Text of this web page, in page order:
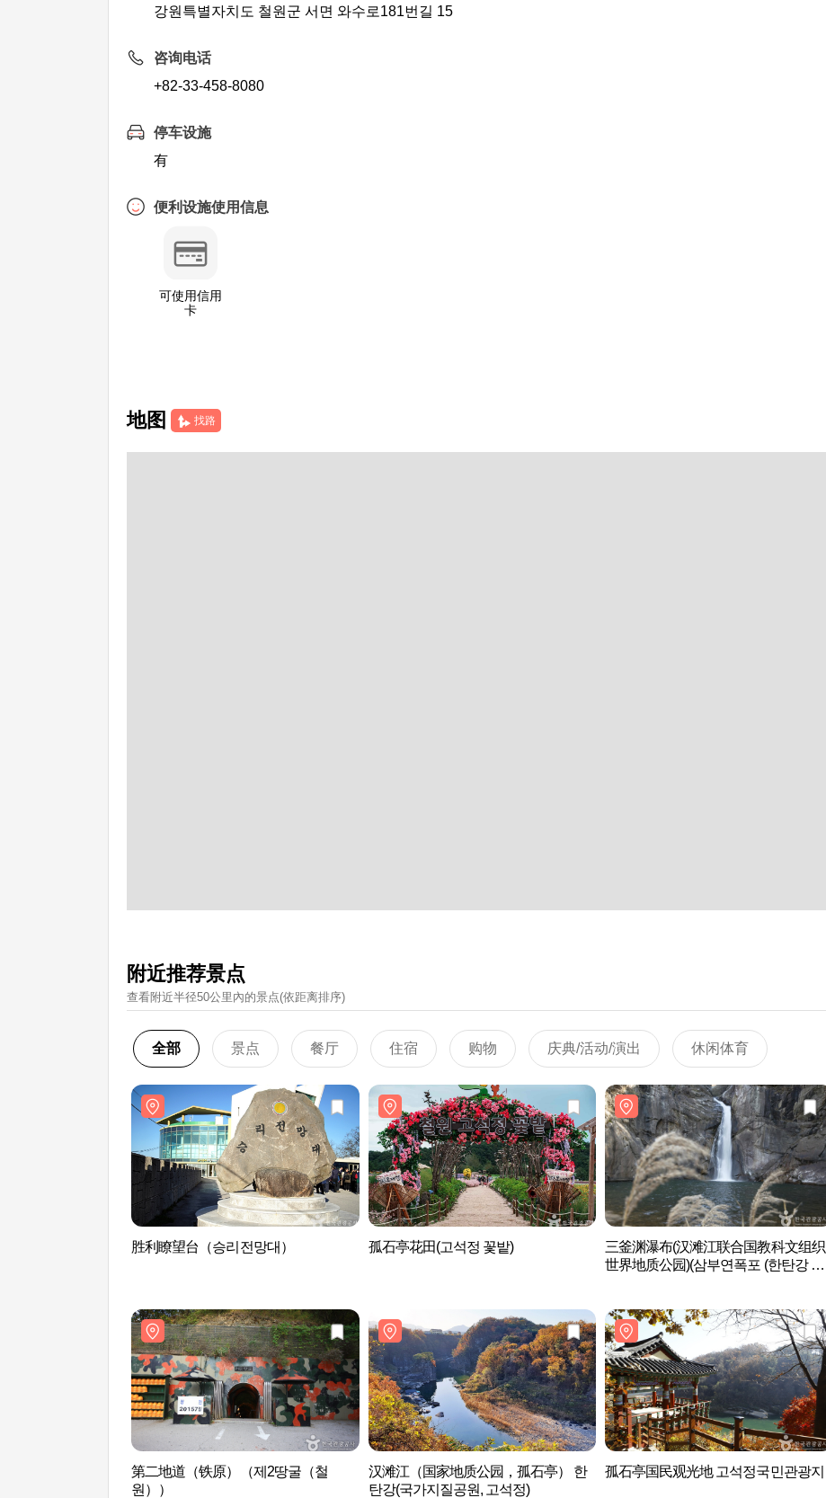
강원특별자치도 철원군 서면 와수로181번길 15
咨询电话
+82-33-458-8080
停车设施
有
便利设施使用信息
可使用信用
卡
地图 找路
附近推荐景点
查看附近半径50公里內的景点(依距离排序)
全部 景点 餐厅 住宿 购物 庆典/活动/演出 休闲体育
胜利瞭望台（승리전망대） 孤石亭花田(고석정 꽃밭)
三釜渊瀑布(汉滩江联合国教科文组织
世界地质公园)(삼부연폭포 (한탄강 유
第二地道（铁原）（제2땅굴（철
원））
汉滩江（国家地质公园，孤石亭） 한
탄강(국가지질공원, 고석정)
孤石亭国民观光地 고석정국민관광지